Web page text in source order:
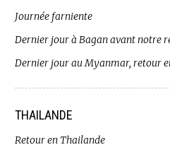
Journée farniente
Dernier jour à Bagan avant notre
Dernier jour au Myanmar, retour
THAILANDE
Retour en Thailande